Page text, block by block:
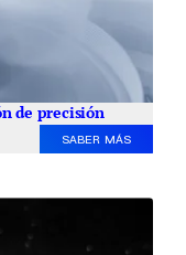
de precisión
SABER MÁS